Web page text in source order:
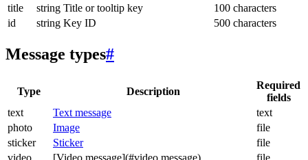
title
string Title or tooltip key
100 characters
id
string Key ID 500 characters
Message types#
Type Description
Required
fields
text
Text message
text
photo
Image
file
sticker
Sticker
file